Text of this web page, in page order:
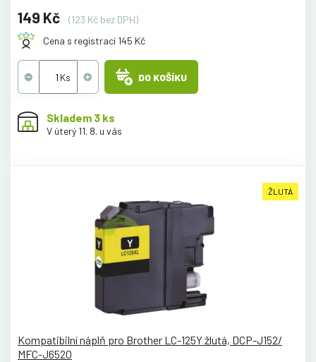
149 Kč
(123 Kč bez DPH)
Cena s registrací 145 Kč
DO KOŠÍKU
Skladem 3 ks
V úterý 11. 8. u vás
ŽLUTÁ
Kompatibilní náplň pro Brother LC-125Y žlutá, DCP-J152/
MFC-J6520